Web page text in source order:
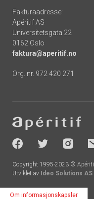
Fakturaadresse:
Apéritif AS
Universitetsgata 22
0162 Oslo
faktura@aperitif.no
Org. nr. 972 420 271
-
socials
Copyright 1995-2023 ©
Utviklet av Ideo Solutions AS
Om informasjonskapsler